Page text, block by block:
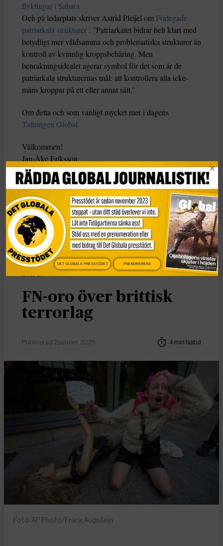
flyktingar i Sahara
Och på ledarplats skriver Astrid Pleijel om Förlegade
patriarkala strukturer : ”Patriarkatet bidrar helt klart med
betydligt mer våldsamma och problematiska strukturer än
kontroll av kvinnlig kroppsbehåring. Men
benrakningsidealet agerar symbol för det som är de
patriarkala strukturernas mål: att kontrollera alla icke-
mäns kroppar på ett eller annat sätt.”
Om detta och som vanligt mycket mer i dagens
Tidningen Global.
Välkommen!
Jan-Åke Eriksson
Intro
Intro
FN-oro över brittisk
terrorlag
Publicerad 2 januari, 2026 4 min lästid
Foto: AP Photo/Frank Augstein
DET GLOBALA PRESSTÖDET PRENUMERERA